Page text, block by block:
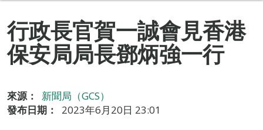
行政長官賀一誠會見香港
保安局局長鄧炳強一行
來源：
新聞局（GCS）
發布日期：
2023年6月20日 23:01